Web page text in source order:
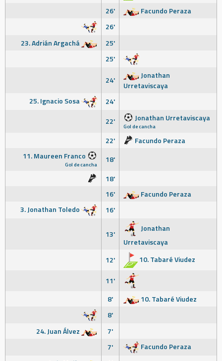
26'
Facundo Peraza
26'
23. Adrián Argachá
25'
25'
24'
Jonathan
Urretaviscaya
25. Ignacio Sosa
24'
22'
Jonathan Urretaviscaya
Gol de cancha
22'
Facundo Peraza
11. Maureen Franco
Gol de cancha
18'
18'
16'
Facundo Peraza
3. Jonathan Toledo
16'
13'
Jonathan
Urretaviscaya
12'
10. Tabaré Viudez
11'
8'
10. Tabaré Viudez
8'
24. Juan Álvez
7'
7'
Facundo Peraza